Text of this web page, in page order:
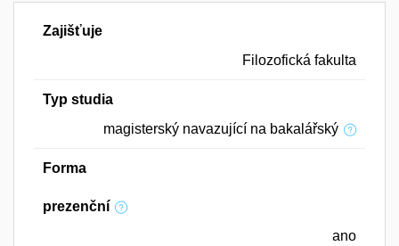
Zajišťuje
Filozofická fakulta
Typ studia
magisterský navazující na bakalářský
Forma
prezenční
ano